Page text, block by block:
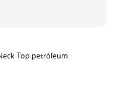
Top petróleum